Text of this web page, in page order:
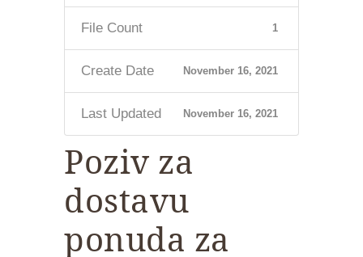
File Count 1
Create Date November 16, 2021
Last Updated November 16, 2021
Poziv za
dostavu
ponuda za